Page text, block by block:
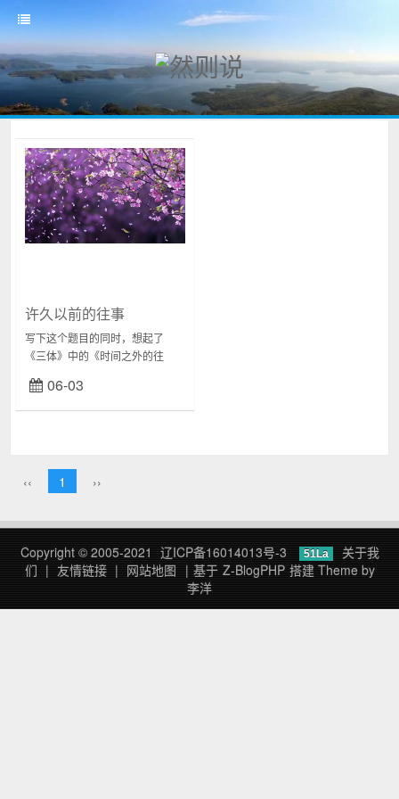
许久以前的往事
写下这个题目的同时，想起了
《三体》中的《时间之外的往
内，怕才是最清楚明了的。内容
其实是在某微信群里的委婉的回
06-03
‹‹ 1 ››
Copyright © 2005-2021 辽ICP备16014013号-3 51La
关于我
们 | 友情链接 | 网站地图 | 基于 Z-BlogPHP 搭建 Theme by
李洋